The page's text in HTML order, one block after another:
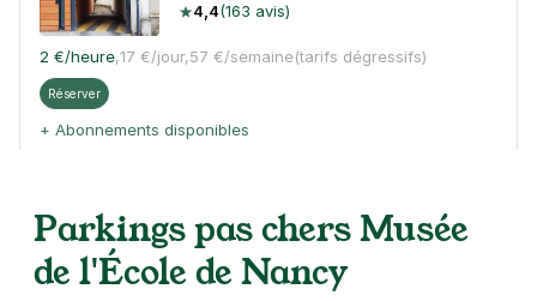
4,4(163 avis)
2 €/heure,17 €/jour,57 €/semaine(tarifs dégressifs)
Réserver
+ Abonnements disponibles
51 rue de Phalsbourg - Nancy
51 rue de Phalsbourg
54000 Nancy
Parkings pas chers Musée
de l'École de Nancy